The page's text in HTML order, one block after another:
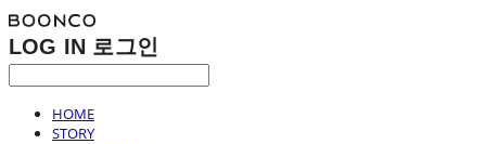
LOG IN 로그인
HOME
STORY